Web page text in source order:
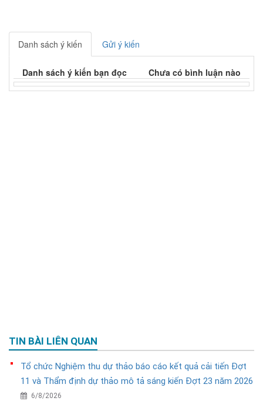
TIN BÀI LIÊN QUAN
Tổ chức Nghiệm thu dự thảo báo cáo kết quả cải tiến Đợt
11 và Thẩm định dự thảo mô tả sáng kiến Đợt 23 năm 2026
6/8/2026